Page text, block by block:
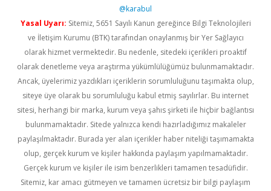
@karabul
Yasal Uyarı: Sitemiz, 5651 Sayılı Kanun gereğince Bilgi Teknolojileri
ve İletişim Kurumu (BTK) tarafından onaylanmış bir Yer Sağlayıcı
olarak hizmet vermektedir. Bu nedenle, sitedeki içerikleri proaktif
olarak denetleme veya araştırma yükümlülüğümüz bulunmamaktadır.
Ancak, üyelerimiz yazdıkları içeriklerin sorumluluğunu taşımakta olup,
siteye üye olarak bu sorumluluğu kabul etmiş sayılırlar. Bu internet
sitesi, herhangi bir marka, kurum veya şahıs şirketi ile hiçbir bağlantısı
bulunmamaktadır. Sitede yalnızca kendi hazırladığımız makaleler
paylaşılmaktadır. Burada yer alan içerikler haber niteliği taşımamakta
olup, gerçek kurum ve kişiler hakkında paylaşım yapılmamaktadır.
Gerçek kurum ve kişiler ile isim benzerlikleri tamamen tesadüfidir.
Sitemiz, kar amacı gütmeyen ve tamamen ücretsiz bir bilgi paylaşım